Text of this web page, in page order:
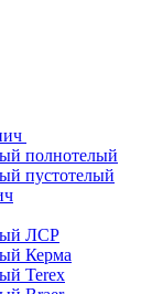
полнотелый
пустотелый
ЛСР
Керма
Terex